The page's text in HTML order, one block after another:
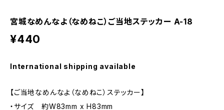
宮城なめんなよ（なめねこ）ご当地ステッカー A-18
¥440
International shipping available
【ご当地なめんなよ（なめねこ）ステッカー】
・サイズ 約W83mm x H83mm